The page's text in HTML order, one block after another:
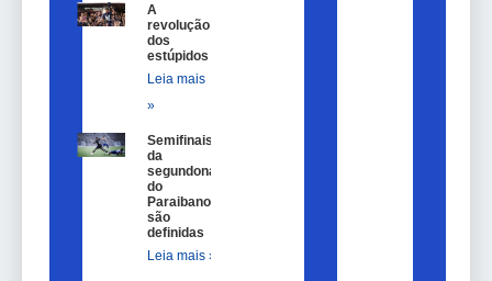
A
revolução
dos
estúpidos
Leia mais
»
Semifinais
da
segundona
do
Paraibano
são
definidas
Leia mais »